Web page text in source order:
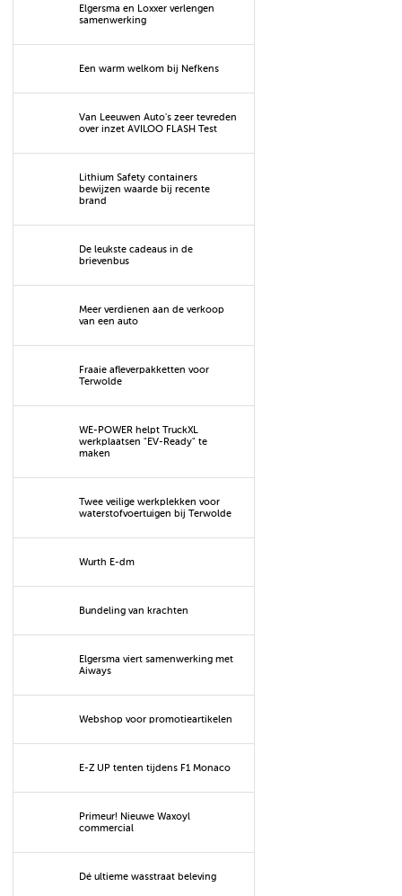
Elgersma en Loxxer verlengen
samenwerking
Een warm welkom bij Nefkens
Van Leeuwen Auto's zeer tevreden
over inzet AVILOO FLASH Test
Lithium Safety containers
bewijzen waarde bij recente
brand
De leukste cadeaus in de
brievenbus
Meer verdienen aan de verkoop
van een auto
Fraaie afleverpakketten voor
Terwolde
WE-POWER helpt TruckXL
werkplaatsen "EV-Ready" te
maken
Twee veilige werkplekken voor
waterstofvoertuigen bij Terwolde
Wurth E-dm
Bundeling van krachten
Elgersma viert samenwerking met
Aiways
Webshop voor promotieartikelen
E-Z UP tenten tijdens F1 Monaco
Primeur! Nieuwe Waxoyl
commercial
Dé ultieme wasstraat beleving